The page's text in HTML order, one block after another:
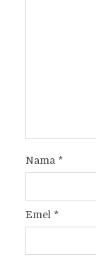
Nama *
Emel *